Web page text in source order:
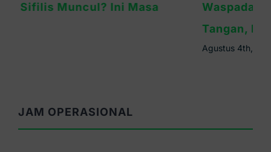
Waspada Sifilis Bintik Merah di Telapak
JAM OPERASIONAL